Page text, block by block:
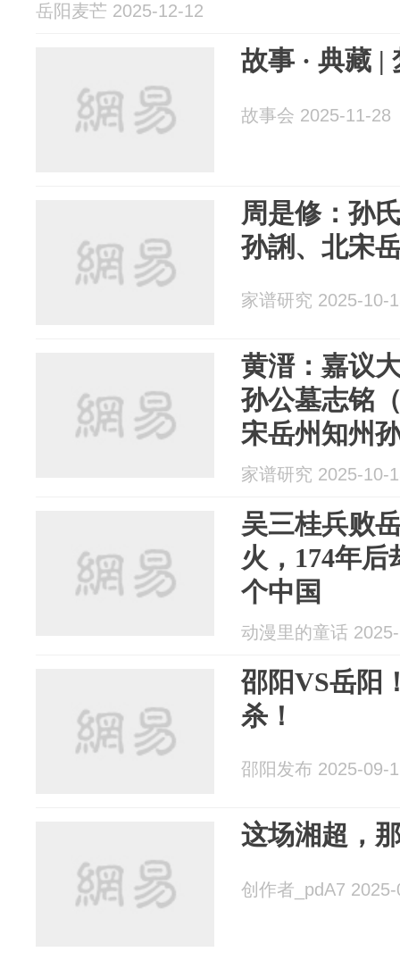
岳阳麦芒 2025-12-12
故事 · 典藏 |
故事会 2025-11-28
周是修：孙
孙誗、北宋
家谱研究 2025-10-
黄溍：嘉议
孙公墓志铭
宋岳州知州
家谱研究 2025-10-
吴三桂兵败
火，174年
个中国
动漫里的童话
邵阳VS岳阳
杀！
邵阳发布 2025-09-
这场湘超，
创作者_pdA7